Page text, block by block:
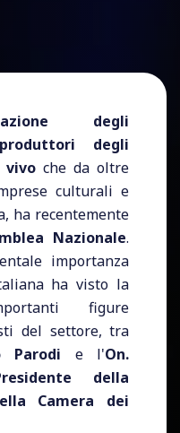
degli
degli
vivoche da oltre
culturali e
ha recentemente
Nazionale.
importanza
ha visto la
figure
del settore, tra
Parodi e l'On.
della
Camera dei